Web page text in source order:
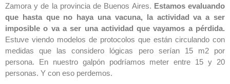
Zamora y de la provincia de Buenos Aires. Estamos evaluando
que hasta que no haya una vacuna, la actividad va a ser
imposible o va a ser una actividad que vayamos a pérdida.
Estuve viendo modelos de protocolos que están circulando con
medidas que las considero lógicas pero serían 15 m2 por
persona. En nuestro galpón podríamos meter entre 15 y 20
personas. Y con eso perdemos.